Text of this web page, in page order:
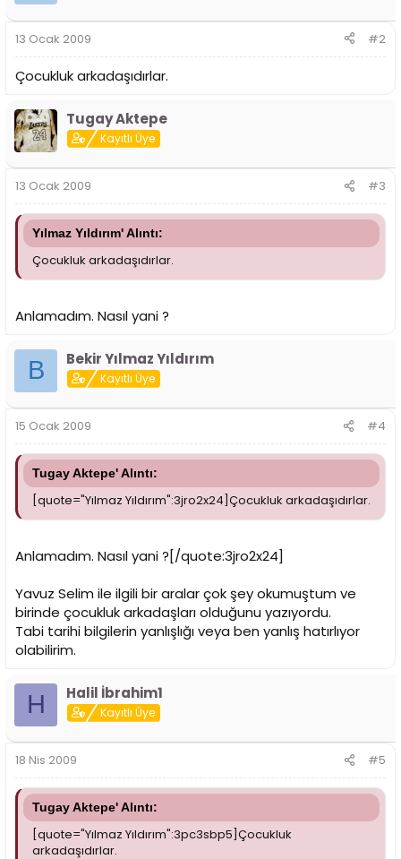
13 Ocak 2009 #2
Çocukluk arkadaşıdırlar.
Tugay Aktepe
Kayıtlı Üye
13 Ocak 2009 #3
Yılmaz Yıldırım' Alıntı:
Çocukluk arkadaşıdırlar.
Anlamadım. Nasıl yani ?
B Bekir Yılmaz Yıldırım
Kayıtlı Üye
15 Ocak 2009 #4
Tugay Aktepe' Alıntı:
[quote="Yılmaz Yıldırım":3jro2x24]Çocukluk arkadaşıdırlar.
Anlamadım. Nasıl yani ?[/quote:3jro2x24]
Yavuz Selim ile ilgili bir aralar çok şey okumuştum ve
birinde çocukluk arkadaşları olduğunu yazıyordu.
Tabi tarihi bilgilerin yanlışlığı veya ben yanlış hatırlıyor
olabilirim.
H Halil İbrahim1
Kayıtlı Üye
18 Nis 2009 #5
Tugay Aktepe' Alıntı:
[quote="Yılmaz Yıldırım":3pc3sbp5]Çocukluk
arkadaşıdırlar.